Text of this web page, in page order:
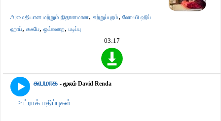
அமைதியான மற்றும் நிதானமான, சுற்றுப்புறம், லோஃபி ஹிப்
ஹாப், கஃபே, ஓய்வறை, படிப்பு
03:17
சுயமாக - மூலம் David Renda
> ட்ராக் பதிப்புகள்